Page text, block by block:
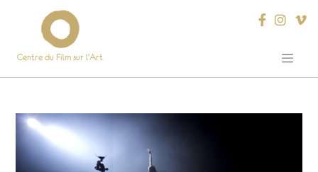
Centre du Film sur l’Art